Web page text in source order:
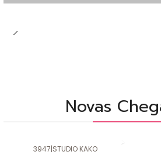
Novas
3947|STUDIO KAKO